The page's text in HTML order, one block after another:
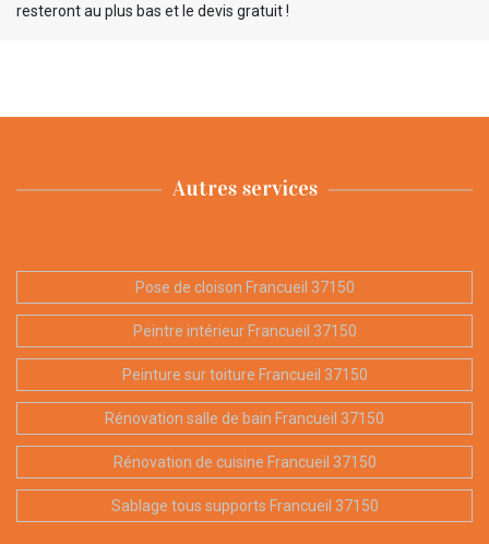
resteront au plus bas et le devis gratuit !
Autres services
Pose de cloison Francueil 37150
Peintre intérieur Francueil 37150
Peinture sur toiture Francueil 37150
Rénovation salle de bain Francueil 37150
Rénovation de cuisine Francueil 37150
Sablage tous supports Francueil 37150